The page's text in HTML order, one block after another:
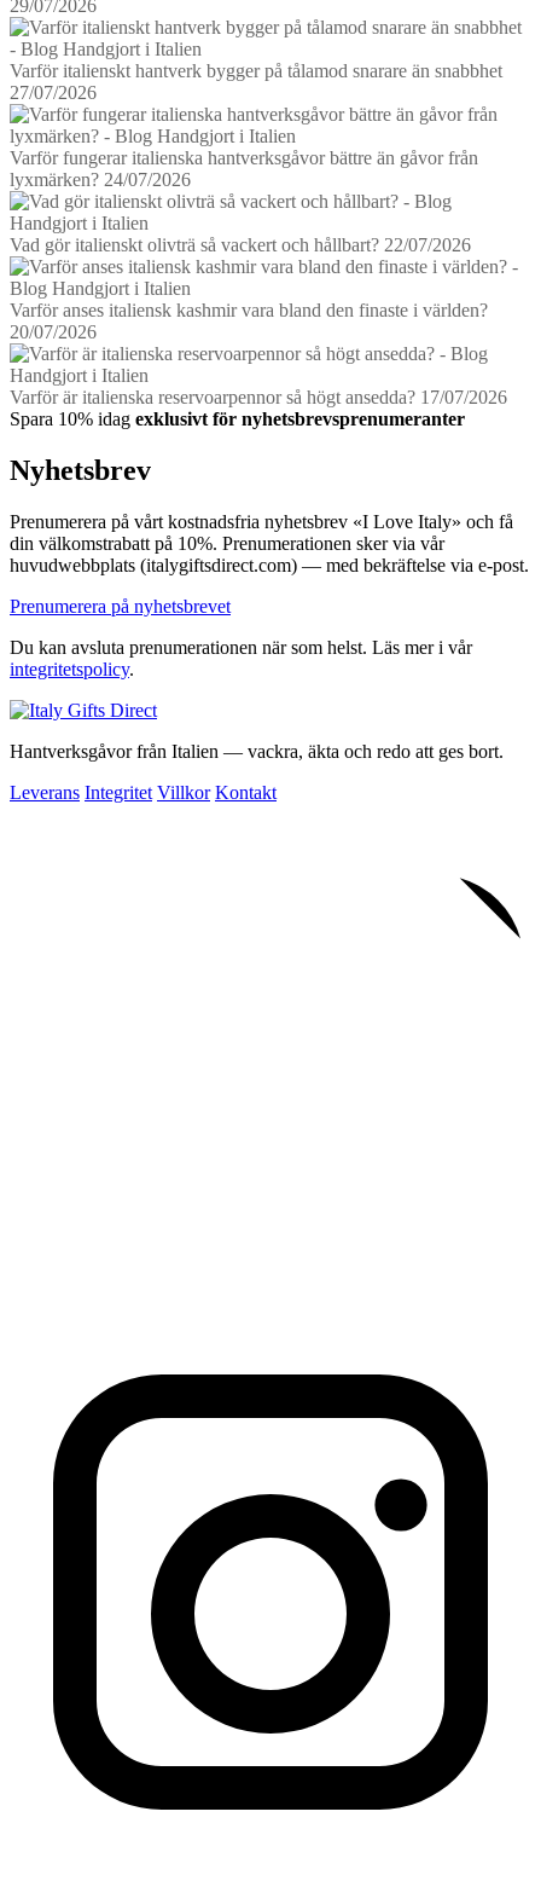
29/07/2026
Varför italienskt hantverk bygger på tålamod snarare än snabbhet
27/07/2026
Varför fungerar italienska hantverksgåvor bättre än gåvor från
lyxmärken? 24/07/2026
Vad gör italienskt olivträ så vackert och hållbart? 22/07/2026
Varför anses italiensk kashmir vara bland den finaste i världen?
20/07/2026
Varför är italienska reservoarpennor så högt ansedda? 17/07/2026
Spara 10% idag exklusivt för nyhetsbrevsprenumeranter
Nyhetsbrev
Prenumerera på vårt kostnadsfria nyhetsbrev «I Love Italy» och få
din välkomstrabatt på 10%. Prenumerationen sker via vår
huvudwebbplats (italygiftsdirect.com) — med bekräftelse via e-post.
Prenumerera på nyhetsbrevet
Du kan avsluta prenumerationen när som helst. Läs mer i vår
integritetspolicy.
Hantverksgåvor från Italien — vackra, äkta och redo att ges bort.
Leverans Integritet Villkor Kontakt